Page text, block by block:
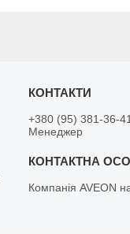
+380 (95) 381-36-41
Менеджер
Компанія AVEON